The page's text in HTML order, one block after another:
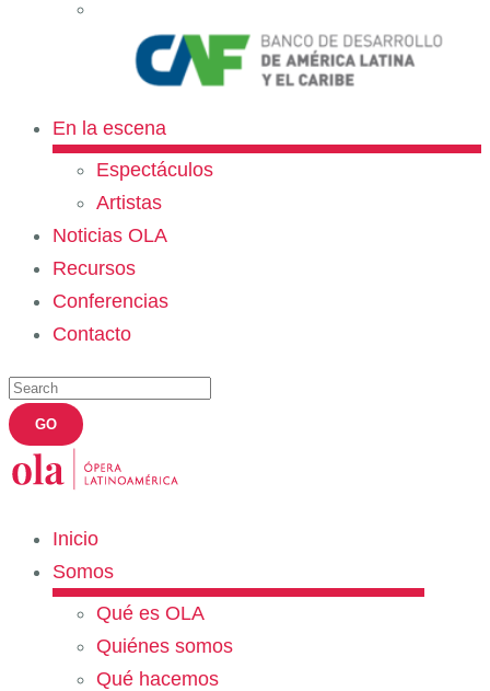
En la escena
Espectáculos
Artistas
Noticias OLA
Recursos
Conferencias
Contacto
Inicio
Somos
Qué es OLA
Quiénes somos
Qué hacemos